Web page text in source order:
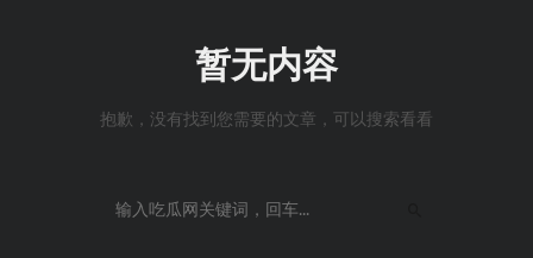
暂无内容
抱歉，没有找到您需要的文章，可以搜索看看